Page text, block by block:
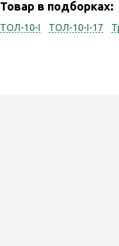
Товар в подборках:
ТОЛ-10-I ТОЛ-10-I-17